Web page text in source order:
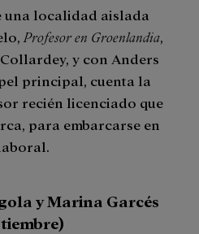
localidad aislada
Profesor en Groenlandia,
y con Anders
principal, cuenta la
recién licenciado que
para embarcarse en
y Marina Garcés